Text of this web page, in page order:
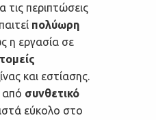
τις περιπτώσεις
πολύωρη
η εργασία σε
και εστίασης.
από συνθετικό
εύκολο στο